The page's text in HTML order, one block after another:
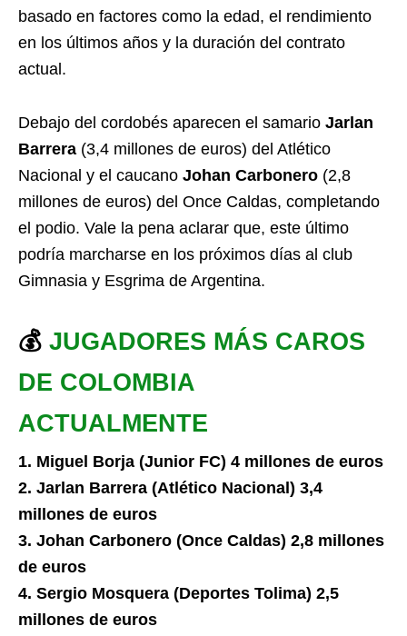
basado en factores como la edad, el rendimiento
en los últimos años y la duración del contrato
actual.
Debajo del cordobés aparecen el samario Jarlan
Barrera (3,4 millones de euros) del Atlético
Nacional y el caucano Johan Carbonero (2,8
millones de euros) del Once Caldas, completando
el podio. Vale la pena aclarar que, este último
podría marcharse en los próximos días al club
Gimnasia y Esgrima de Argentina.
💰 JUGADORES MÁS CAROS
DE COLOMBIA
ACTUALMENTE
1. Miguel Borja (Junior FC) 4 millones de euros
2. Jarlan Barrera (Atlético Nacional) 3,4
millones de euros
3. Johan Carbonero (Once Caldas) 2,8 millones
de euros
4. Sergio Mosquera (Deportes Tolima) 2,5
millones de euros